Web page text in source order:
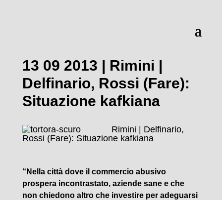
13 09 2013 | Rimini |
Delfinario, Rossi (Fare):
Situazione kafkiana
Rimini | Delfinario,
Rossi (Fare): Situazione kafkiana
“Nella città dove il commercio abusivo
prospera incontrastato, aziende sane e che
non chiedono altro che investire per adeguarsi